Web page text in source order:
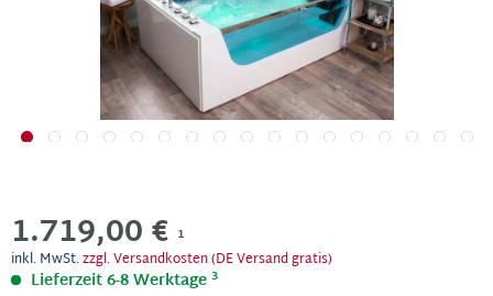
1.719,00 € 1
inkl. MwSt.zzgl. Versandkosten (DE Versand gratis)
Lieferzeit 6-8 Werktage 3